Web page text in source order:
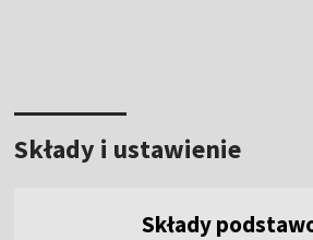
Składy i ustawienie
Składy